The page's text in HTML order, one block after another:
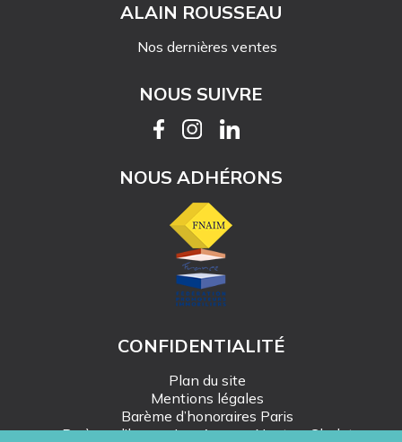
ALAIN ROUSSEAU
Nos dernières ventes
NOUS SUIVRE
NOUS ADHÉRONS
CONFIDENTIALITÉ
Plan du site
Mentions légales
Barème d’honoraires Paris
Barème d’honoraires Angers-Nantes-Cholet